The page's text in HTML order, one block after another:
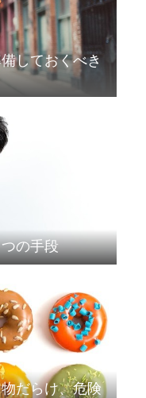
しておくべき
の手段
だらけ、危険